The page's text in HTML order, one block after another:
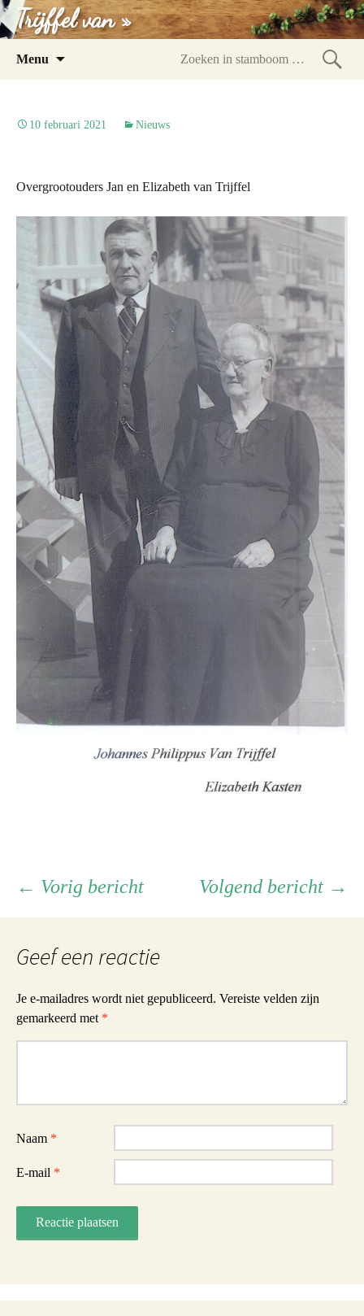
Trijffel van »
Menu
10 februari 2021 Nieuws
Overgrootouders Jan en Elizabeth van Trijffel
Berichtnavigatie
← Vorig bericht Volgend bericht →
Geef een reactie
Je e-mailadres wordt niet gepubliceerd. Vereiste velden zijn
gemarkeerd met *
Naam *
E-mail *